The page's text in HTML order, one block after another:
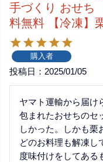
手づくり おせち
料無料 【冷凍】
購入者
投稿日 2025/01/05
ヤマト運輸から届け
包まれたおせちのセ
しかった。しかも
どのお料理も解凍し
度味付けをしてある